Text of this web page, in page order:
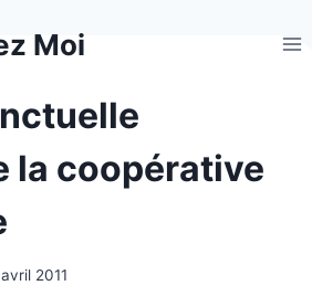
Moi
la coopérative
2011